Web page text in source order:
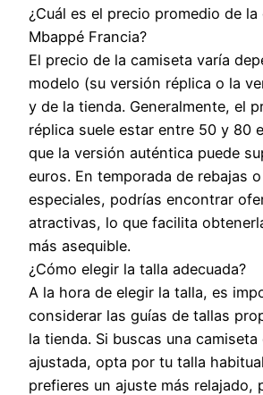
¿Cuál es el precio promedio de la
Mbappé Francia?
El precio de la camiseta varía
modelo (su versión réplica o la
y de la tienda. Generalmente, el
réplica suele estar entre 50 y 80
que la versión auténtica puede
euros. En temporada de rebajas
especiales, podrías encontrar
atractivas, lo que facilita
más asequible.
¿Cómo elegir la talla adecuada?
A la hora de elegir la talla, es
considerar las guías de tallas
la tienda. Si buscas una camiseta
ajustada, opta por tu talla
prefieres un ajuste más relajado,